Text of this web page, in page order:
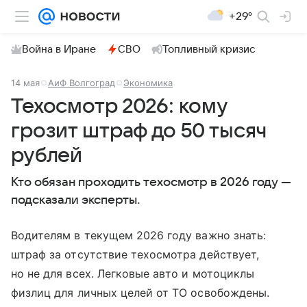
+29°
Война в Иране СВО Топливный кризис
14 мая АиФ Волгоград Экономика
Техосмотр 2026: кому
грозит штраф до 50 тысяч
рублей
Кто обязан проходить техосмотр в 2026 году —
подсказали эксперты.
Водителям в текущем 2026 году важно знать:
штраф за отсутствие техосмотра действует,
но не для всех. Легковые авто и мотоциклы
физлиц для личных целей от ТО освобождены.